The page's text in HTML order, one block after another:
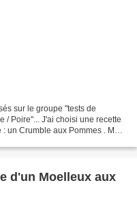
sur le groupe "tests de
/ Poire"... J'ai choisi une recette
un Crumble aux Pommes . Ma
d'un Moelleux aux